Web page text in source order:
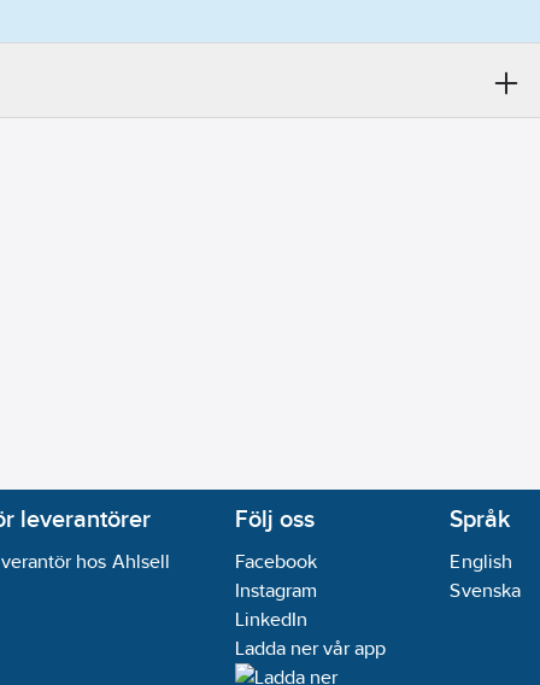
leverantörer
hos Ahlsell
Följ oss
Facebook
Instagram
LinkedIn
Ladda ner vår app
Språk
English
Svenska